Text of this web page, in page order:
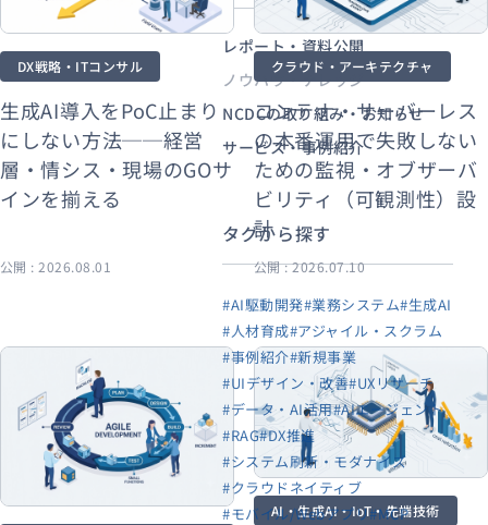
DX戦略・ITコンサル
生成AI導入をPoC止まり
にしない方法──経営
層・情シス・現場のGOサ
インを揃える
公開 : 2026.08.01
クラウド・アーキテクチャ
コンテナ・サーバーレス
の本番運用で失敗しない
ための監視・オブザーバ
ビリティ（可観測性）設
計
公開 : 2026.07.10
AI・生成AI・IoT・先端技術
レポート・資料公開
ノウハウ・ナレッジ
NCDCの取り組み・お知らせ
サービス・事例紹介
タグから探す
#AI駆動開発#業務システム#生成AI
#人材育成#アジャイル・スクラム
#事例紹介#新規事業
#UIデザイン・改善#UXリサーチ
#データ・AI活用#AIエージェント
#RAG#DX推進
#システム刷新・モダナイズ
#クラウドネイティブ
#モバイル/Webアプリ#MCP